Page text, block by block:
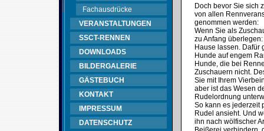
Fachausdrücke
VERANSTALTUNGEN
SSCT-RENNEN
DOWNLOADS
BILDERGALERIE
GÄSTEBUCH
KONTAKT
IMPRESSUM
DATENSCHUTZ
Doch bevor Sie sich
von allen
genommen werden:
Wenn Sie als
zu Anfang
Hause lassen. Dafür
Hunde auf engem
Hunde, die bei
Zuschauern nicht.
Sie mit Ihrem
aber ist das Wesen
Rudelordnung
So kann es jederzeit
Rudel ansieht. Und
ihn nach wölfischer